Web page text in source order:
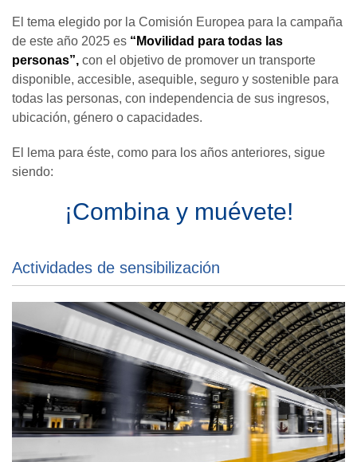
El tema elegido por la Comisión Europea para la campaña
de este año 2025 es “Movilidad para todas las
personas”, con el objetivo de promover un transporte
disponible, accesible, asequible, seguro y sostenible para
todas las personas, con independencia de sus ingresos,
ubicación, género o capacidades.
El lema para éste, como para los años anteriores, sigue
siendo:
¡Combina y muévete!
Actividades de sensibilización